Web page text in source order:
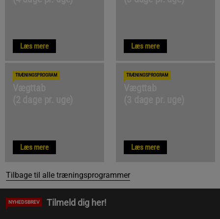
Læs mere Læs mere
TRÆNINGSPROGRAM
Læs mere
TRÆNINGSPROGRAM
Læs mere
Tilbage til alle træningsprogrammer
NYHEDSBREV Tilmeld dig her!